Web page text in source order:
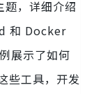
，详细介绍
和 Docker
展示了如何
些工具，开发